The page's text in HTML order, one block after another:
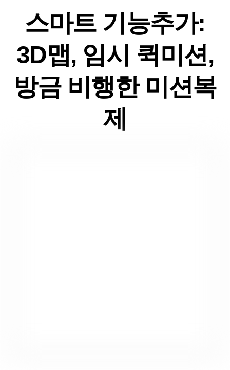
스마트 기능추가:
3D맵, 임시 퀵미션,
방금 비행한 미션복
제